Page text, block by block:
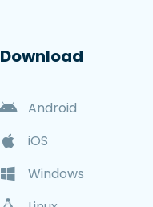
Download
Android
iOS
Windows